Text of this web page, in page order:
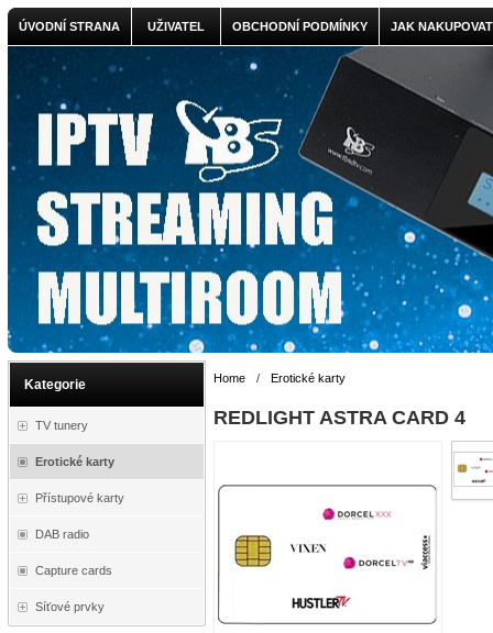
ÚVODNÍ STRANA UŽIVATEL OBCHODNÍ PODMÍNKY JAK NAKUPOVAT
Kategorie
TV tunery
Erotické karty
Přístupové karty
DAB radio
Capture cards
Síťové prvky
Home / Erotické karty
REDLIGHT ASTRA CARD 4